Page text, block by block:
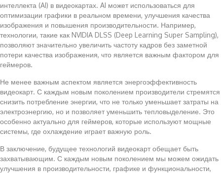
интеллекта (AI) в видеокартах. AI может использоваться для
оптимизации графики в реальном времени, улучшения качества
изображения и повышения производительности. Например,
технологии, такие как NVIDIA DLSS (Deep Learning Super Sampling),
позволяют значительно увеличить частоту кадров без заметной
потери качества изображения, что является важным фактором для
геймеров.
Не менее важным аспектом является энергоэффективность
видеокарт. С каждым новым поколением производители стремятся
снизить потребление энергии, что не только уменьшает затраты на
электроэнергию, но и позволяет уменьшить тепловыделение. Это
особенно актуально для геймеров, которые используют мощные
системы, где охлаждение играет важную роль.
В заключение, будущее технологий видеокарт обещает быть
захватывающим. С каждым новым поколением мы можем ожидать
улучшения в производительности, графике и функциональности,